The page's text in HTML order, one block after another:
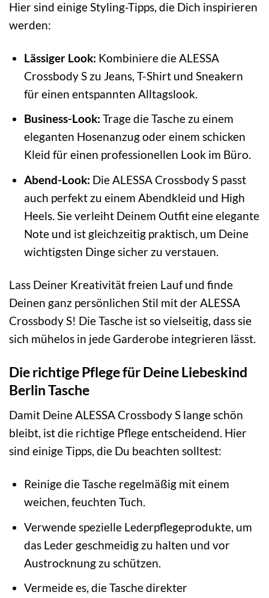
Hier sind einige Styling-Tipps, die Dich inspirieren
werden:
Lässiger Look: Kombiniere die ALESSA
Crossbody S zu Jeans, T-Shirt und Sneakern
für einen entspannten Alltagslook.
Business-Look: Trage die Tasche zu einem
eleganten Hosenanzug oder einem schicken
Kleid für einen professionellen Look im Büro.
Abend-Look: Die ALESSA Crossbody S passt
auch perfekt zu einem Abendkleid und High
Heels. Sie verleiht Deinem Outfit eine elegante
Note und ist gleichzeitig praktisch, um Deine
wichtigsten Dinge sicher zu verstauen.
Lass Deiner Kreativität freien Lauf und finde
Deinen ganz persönlichen Stil mit der ALESSA
Crossbody S! Die Tasche ist so vielseitig, dass sie
sich mühelos in jede Garderobe integrieren lässt.
Die richtige Pflege für Deine Liebeskind
Berlin Tasche
Damit Deine ALESSA Crossbody S lange schön
bleibt, ist die richtige Pflege entscheidend. Hier
sind einige Tipps, die Du beachten solltest:
Reinige die Tasche regelmäßig mit einem
weichen, feuchten Tuch.
Verwende spezielle Lederpflegeprodukte, um
das Leder geschmeidig zu halten und vor
Austrocknung zu schützen.
Vermeide es, die Tasche direkter